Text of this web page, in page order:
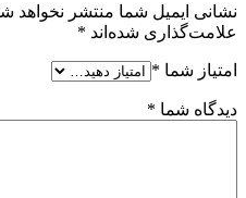
نشانی ایمیل شما منتشر نخواهد
علامت‌گذاری شده‌اند *
امتیاز شما *
دیدگاه شما *